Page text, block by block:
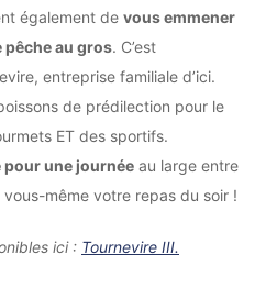
également de vous emmener
pêche au gros. C’est
entreprise familiale d’ici.
de prédilection pour le
ET des sportifs.
pour une journée au large entre
même votre repas du soir !
ici : Tournevire III.